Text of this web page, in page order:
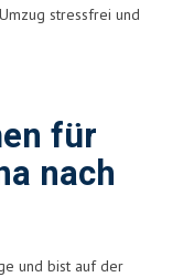
stressfrei und
für
nach
und bist auf der